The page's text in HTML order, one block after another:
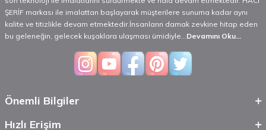
ŞERİF markası ile imalattan başlayarak müşterilere sunuma kadar aynı
kalite ve titizlikle devam etmektedir.İnsanların damak zevkine hitap eden
bu geleneğin, gelecek kuşaklara ulaşması ümidiyle...Devamını Oku...
Önemli Bilgiler
Hızlı Erişim